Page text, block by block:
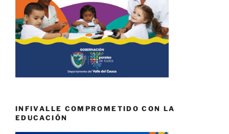
INFIVALLE COMPROMETIDO CON LA
EDUCACIÓN